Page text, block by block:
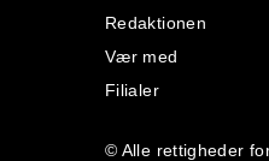
© Alle rettigheder
Redaktionen
Vær med
Filialer